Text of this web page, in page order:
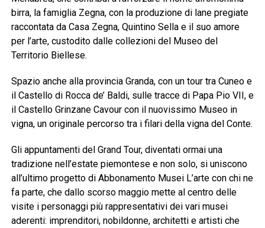
birra, la famiglia Zegna, con la produzione di lane pregiate
raccontata da Casa Zegna, Quintino Sella e il suo amore
per l’arte, custodito dalle collezioni del Museo del
Territorio Biellese.
Spazio anche alla provincia Granda, con un tour tra Cuneo e
il Castello di Rocca de’ Baldi, sulle tracce di Papa Pio VII, e
il Castello Grinzane Cavour con il nuovissimo Museo in
vigna, un originale percorso tra i filari della vigna del Conte.
Gli appuntamenti del Grand Tour, diventati ormai una
tradizione nell’estate piemontese e non solo, si uniscono
all’ultimo progetto di Abbonamento Musei L’arte con chi ne
fa parte, che dallo scorso maggio mette al centro delle
visite i personaggi più rappresentativi dei vari musei
aderenti: imprenditori, nobildonne, architetti e artisti che